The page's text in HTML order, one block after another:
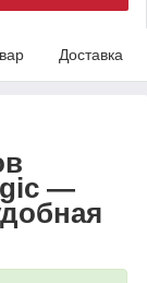
Доставка
—